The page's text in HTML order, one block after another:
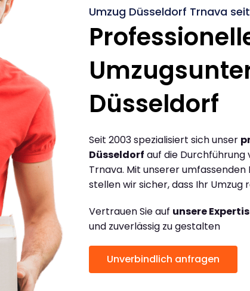
Umzug Düsseldorf Trnava
Düsseldorf
Seit 2003 spezialisiert sich unser
Düsseldorf auf die Durchführung
Trnava. Mit unserer
stellen wir sicher, dass Ihr
Vertrauen Sie auf unsere
und zuverlässig zu gestalten
Unverbindlich anfragen